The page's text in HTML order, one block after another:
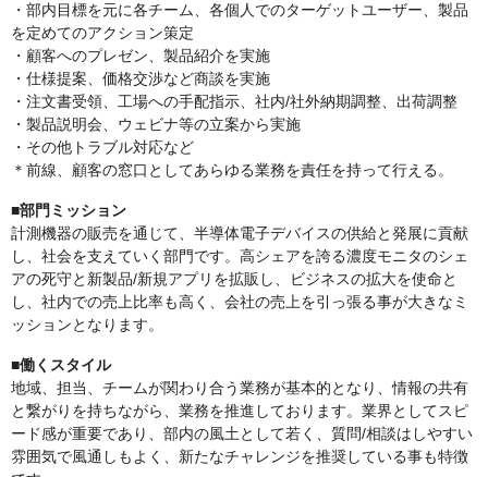
・部内目標を元に各チーム、各個人でのターゲットユーザー、製品
を定めてのアクション策定
・顧客へのプレゼン、製品紹介を実施
・仕様提案、価格交渉など商談を実施
・注文書受領、工場への手配指示、社内/社外納期調整、出荷調整
・製品説明会、ウェビナ等の立案から実施
・その他トラブル対応など
＊前線、顧客の窓口としてあらゆる業務を責任を持って行える。
■部門ミッション
計測機器の販売を通じて、半導体電子デバイスの供給と発展に貢献
し、社会を支えていく部門です。高シェアを誇る濃度モニタのシェ
アの死守と新製品/新規アプリを拡販し、ビジネスの拡大を使命と
し、社内での売上比率も高く、会社の売上を引っ張る事が大きなミ
ッションとなります。
■働くスタイル
地域、担当、チームが関わり合う業務が基本的となり、情報の共有
と繋がりを持ちながら、業務を推進しております。業界としてスピ
ード感が重要であり、部内の風土として若く、質問/相談はしやすい
雰囲気で風通しもよく、新たなチャレンジを推奨している事も特徴